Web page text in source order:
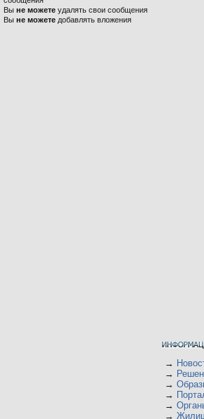
Вы не можете удалять свои сообщения
Вы не можете добавлять вложения
→
→
→
→
→
→